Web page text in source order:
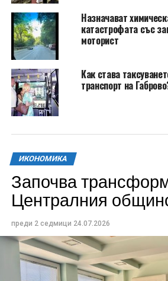
Назначават
катастрофата със
моторист
Как става
транспорт на
ИКОНОМИКА
Започва
Централния
преди 2 седмици 24.07.2026